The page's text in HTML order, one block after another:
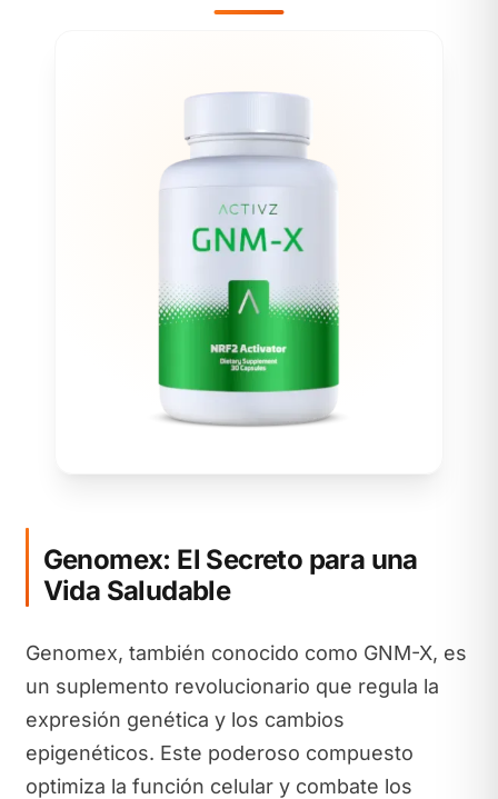
Genomex: El Secreto para una
Vida Saludable
Genomex, también conocido como GNM-X, es
un suplemento revolucionario que regula la
expresión genética y los cambios
epigenéticos. Este poderoso compuesto
optimiza la función celular y combate los